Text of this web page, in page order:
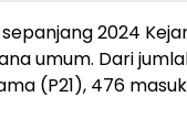
2024
umum. Dari
(P21), 476